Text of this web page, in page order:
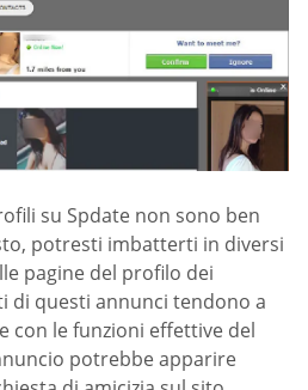
su Spdate non sono ben
potresti imbatterti in diversi
pagine del profilo dei
di questi annunci tendono a
con le funzioni effettive del
potrebbe apparire